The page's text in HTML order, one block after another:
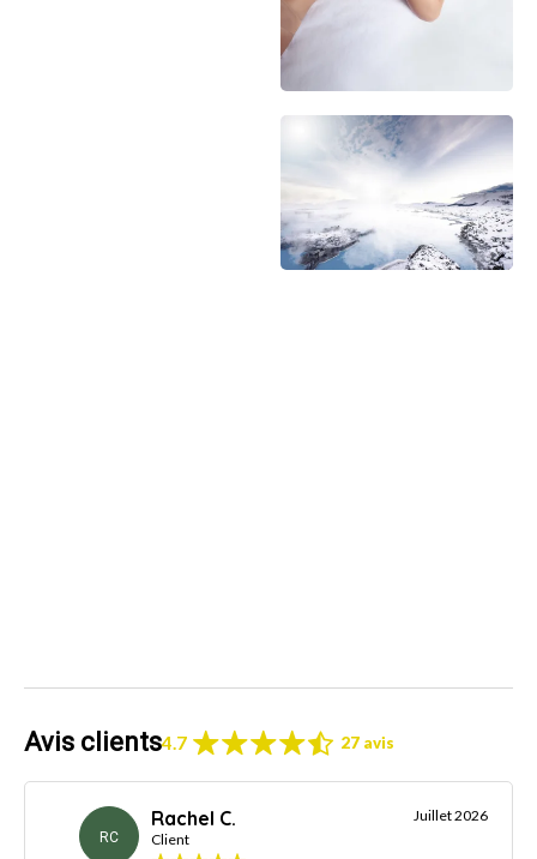
Avis clients4.7 27 avis
RC
Rachel C.
Client
Juillet 2026